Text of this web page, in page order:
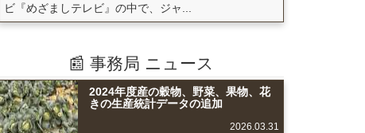
ビ『めざましテレビ』の中で、ジャ...
📰 事務局 ニュース
2024年度産の穀物、野菜、果物、花
きの生産統計データの追加
2026.03.31